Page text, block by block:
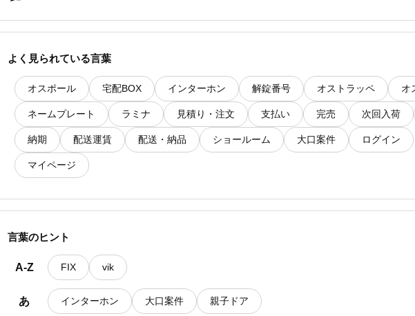
【チェコガラス】どの施工業者へ施工を依頼したらよろしいでしょうか？
よく見られている言葉
オスポール 宅配BOX インターホン 解錠番号 オストラッペ オ
ネームプレート ラミナ 見積り・注文 支払い 完売 次回入荷
納期 配送運賃 配送・納品 ショールーム 大口案件 ログイン
マイページ
言葉のヒント
A-Z FIX vik
あ インターホン 大口案件 親子ドア